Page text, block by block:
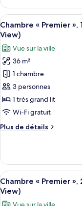
grand
lit,
non-
fumeurs,
accès
au
salon
club
le
type
de
chambre
Panoramique,
très
grand
lit,
fumeurs,
accès
salon
Afficher
toutes
les
photos
pour
ce
type
de
chambre :
«
très
grand
lit,
7
Chambre « Premier
View)
Vue sur la ville
36 m²
1 chambre
3 personnes
1 très grand lit
Wi-Fi gratuit
Plus de détails
Plus
le
type
de
chambre
Chambre
Afficher
toutes
les
7
Chambre « Premier
View)